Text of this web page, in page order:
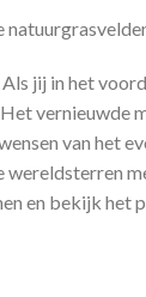
jij in het
vernieuwde
van het
wereldsterren
en bekijk het